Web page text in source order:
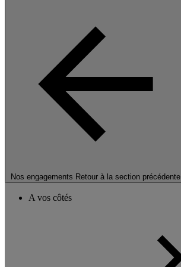
Nos engagements Retour à la section précédente
A vos côtés